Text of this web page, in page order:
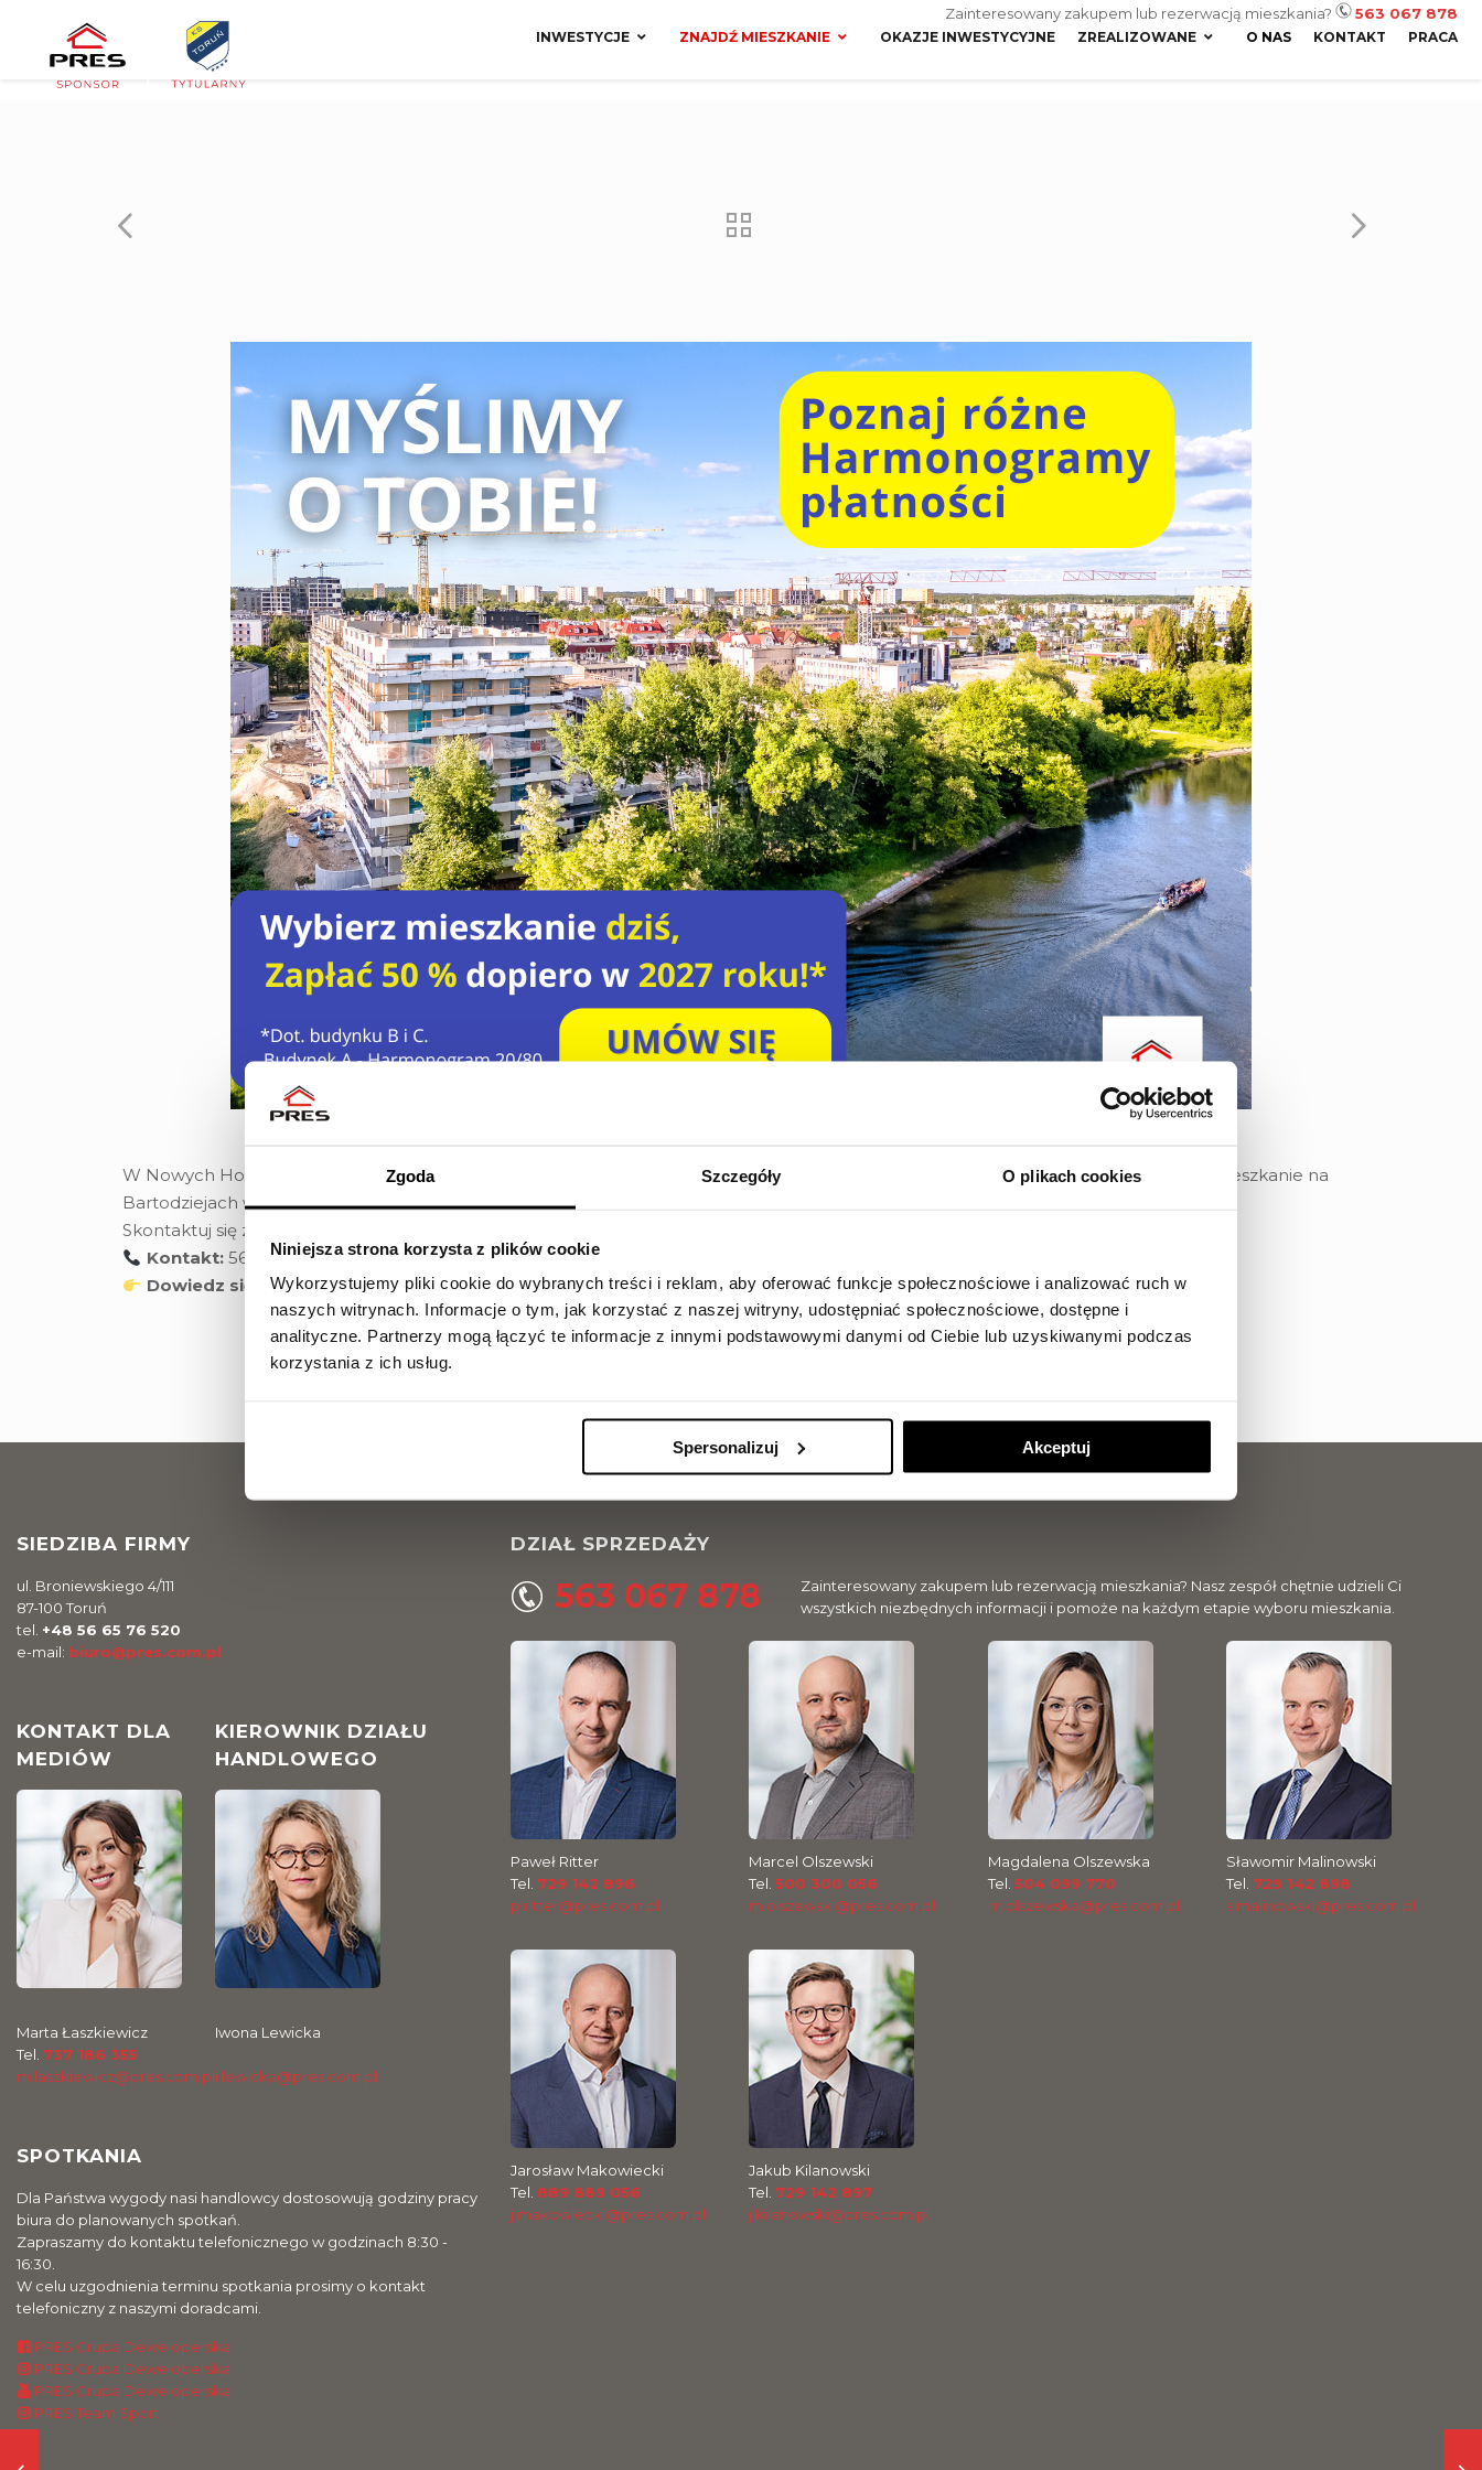
Zgoda Szczegóły O plikach cookies
Niniejsza strona korzysta z plików cookie
Wykorzystujemy pliki cookie do wybranych treści i reklam, aby oferować funkcje społecznościowe i analizować ruch w
naszych witrynach. Informacje o tym, jak korzystać z naszej witryny, udostępniać społecznościowe, dostępne i
analityczne. Partnerzy mogą łączyć te informacje z innymi podstawowymi danymi od Ciebie lub uzyskiwanymi podczas
korzystania z ich usług.
Spersonalizuj Akceptuj
Zainteresowany zakupem lub rezerwacją mieszkania? 563 067 878
INWESTYCJE ZNAJDŹ MIESZKANIE OKAZJE INWESTYCYJNE ZREALIZOWANE O NAS KONTAKT PRACA
W Nowych Horyzontach stawiamy na komfort i elastyczne podejście do Twoich decyzji. Już dziś możesz wybrać swoje wymarzone mieszkanie na
Bartodziejach w Bydgoszczy i zyskać czas na spokojne zaplanowanie finansów – połowę ceny zapłacisz dopiero w 2027 roku!
Skontaktuj się z naszymi handlowcami i umów na spotkanie w celu omówienia dostępnych harmonogramów płatności.
Kontakt:563 067 878
Dowiedz się więcej: www.fordonska16.com.pl
SIEDZIBA FIRMY
ul. Broniewskiego 4/111
87-100 Toruń
tel. +48 56 65 76 520
e-mail: biuro@pres.com.pl
KONTAKT DLA
MEDIÓW
Marta Łaszkiewicz
Tel. 737 186 355
m.laszkiewicz@pres.com.pl
KIEROWNIK DZIAŁU
HANDLOWEGO
Iwona Lewicka
i.lewicka@pres.com.pl
SPOTKANIA
Dla Państwa wygody nasi handlowcy dostosowują godziny pracy
biura do planowanych spotkań.
Zapraszamy do kontaktu telefonicznego w godzinach 8:30 -
16:30.
W celu uzgodnienia terminu spotkania prosimy o kontakt
telefoniczny z naszymi doradcami.
PRES Grupa Deweloperska
PRES Grupa Deweloperska
PRES Grupa Deweloperska
PRES Team Sport
DZIAŁ SPRZEDAŻY
563 067 878
Zainteresowany zakupem lub rezerwacją mieszkania? Nasz zespół chętnie udzieli Ci
wszystkich niezbędnych informacji i pomoże na każdym etapie wyboru mieszkania.
Paweł Ritter
Tel. 729 142 896
p.ritter@pres.com.pl
Marcel Olszewski
Tel.500 300 056
m.olszewski@pres.com.pl
Magdalena Olszewska
Tel. 504 099 770
m.olszewska@pres.com.pl
Sławomir Malinowski
Tel. 729 142 898
s.malinowski@pres.com.pl
Jarosław Makowiecki
Tel. 889 889 056
j.makowiecki@pres.com.pl
Jakub Kilanowski
Tel. 729 142 897
j.kilanowski@pres.com.pl